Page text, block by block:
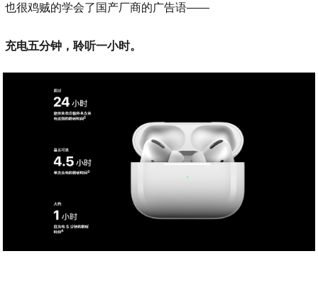
也很鸡贼的学会了国产厂商的广告语——
充电五分钟，聆听一小时。